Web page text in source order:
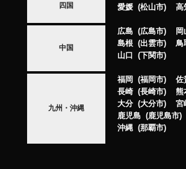
四国
愛媛
松山市 高
中国
広島 広島市 岡
島根
出雲市 鳥
山口
下関市
九州・沖縄
福岡 福岡市 佐
長崎
長崎市 熊
大分
大分市 宮
鹿児島
鹿児島市
沖縄
那覇市